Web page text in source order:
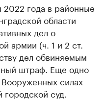
года в районные
области
дел о
армии (ч. 1 и 2 ст.
дел обвиняемым
штраф. Еще одно
силах
суд.